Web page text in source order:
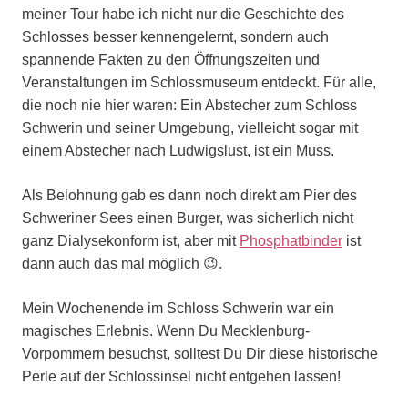
meiner Tour habe ich nicht nur die Geschichte des
Schlosses besser kennengelernt, sondern auch
spannende Fakten zu den Öffnungszeiten und
Veranstaltungen im Schlossmuseum entdeckt. Für alle,
die noch nie hier waren: Ein Abstecher zum Schloss
Schwerin und seiner Umgebung, vielleicht sogar mit
einem Abstecher nach Ludwigslust, ist ein Muss.
Als Belohnung gab es dann noch direkt am Pier des
Schweriner Sees einen Burger, was sicherlich nicht
ganz Dialysekonform ist, aber mit Phosphatbinder ist
dann auch das mal möglich 😉.
Mein Wochenende im Schloss Schwerin war ein
magisches Erlebnis. Wenn Du Mecklenburg-
Vorpommern besuchst, solltest Du Dir diese historische
Perle auf der Schlossinsel nicht entgehen lassen!